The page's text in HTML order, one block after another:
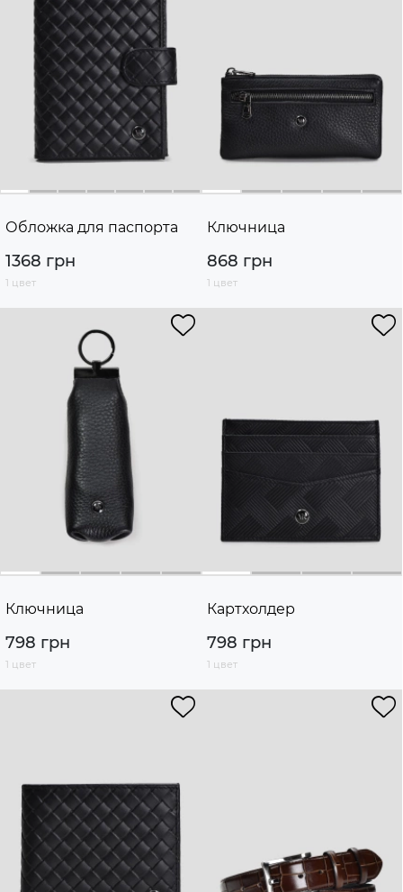
Обложка для паспорта
1368 грн
1 цвет
Ключница
868 грн
1 цвет
Ключница
798 грн
1 цвет
Картхолдер
798 грн
1 цвет